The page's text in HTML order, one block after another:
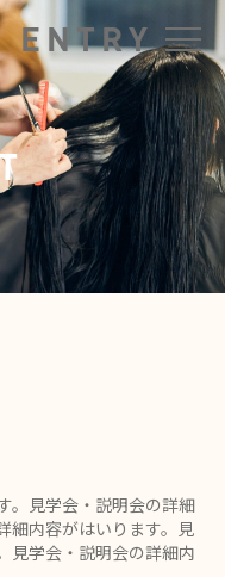
ENTRY
。見学会・説明会の詳細
細内容がはいります。見
見学会・説明会の詳細内